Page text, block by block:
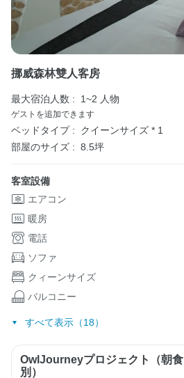
挪威森林雙人客房
最大宿泊人数 : 1~2 人物
ゲストを追加できます
ベッドタイプ :
クイーンサイズ * 1
部屋のサイズ : 8.5坪
客室設備
エアコン
暖房
電話
ソファ
クィーンサイズ
バルコニー
すべて表示（18）
OwlJourneyプロジェクト（朝食
別）